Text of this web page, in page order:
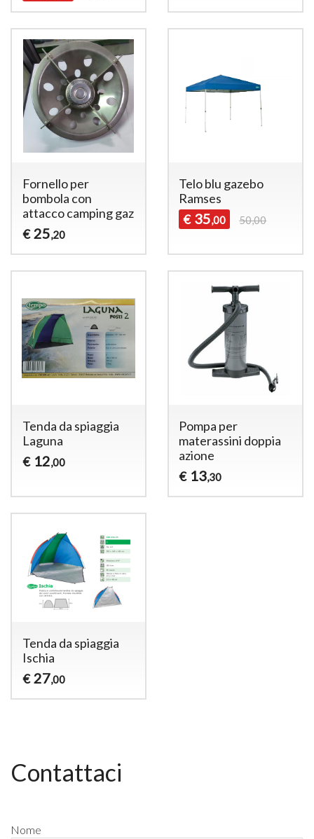
Fornello per
bombola con
attacco camping gaz
€ 25,20
Telo blu gazebo
Ramses
€ 35,00 50,00
Tenda da spiaggia
Laguna
€ 12,00
Pompa per
materassini doppia
azione
€ 13,30
Tenda da spiaggia
Ischia
€ 27,00
Contattaci
Nome